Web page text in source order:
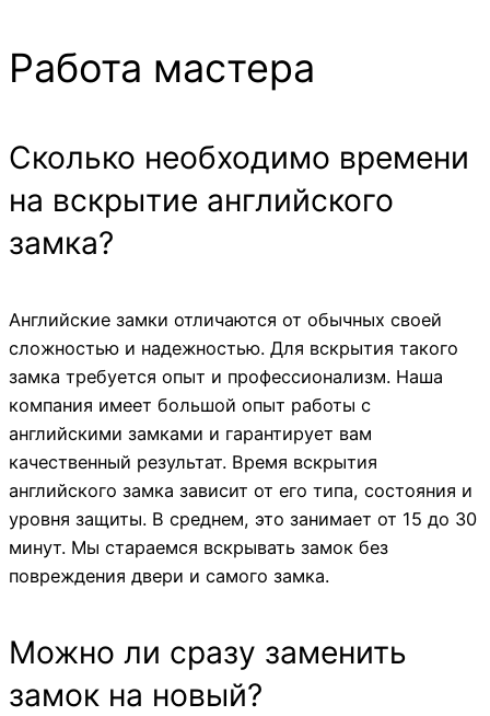
Работа мастера
Сколько необходимо времени
на вскрытие английского
замка?
Английские замки отличаются от обычных своей
сложностью и надежностью. Для вскрытия такого
замка требуется опыт и профессионализм. Наша
компания имеет большой опыт работы с
английскими замками и гарантирует вам
качественный результат. Время вскрытия
английского замка зависит от его типа, состояния и
уровня защиты. В среднем, это занимает от 15 до 30
минут. Мы стараемся вскрывать замок без
повреждения двери и самого замка.
Можно ли сразу заменить
замок на новый?